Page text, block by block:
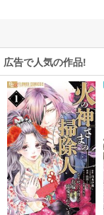
広告で人気の作品!